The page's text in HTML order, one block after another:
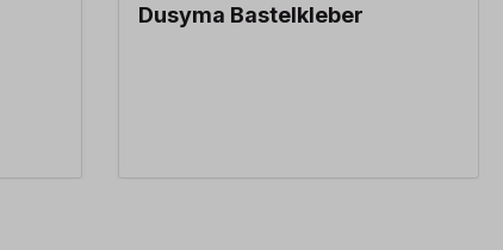
Dusyma Bastelkleber